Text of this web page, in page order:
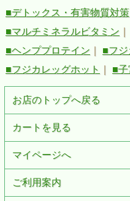
■デトックス・有害物質対策
■マルチミネラルビタミン
■ヘンププロテイン
■フジ
■フジカレッグホット
■子
お店のトップへ戻る
カートを見る
マイページへ
ご利用案内